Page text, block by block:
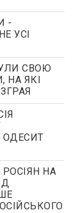
-
УСІ
СВОЮ
НА ЯКІ
ОДЕСИТ
НА